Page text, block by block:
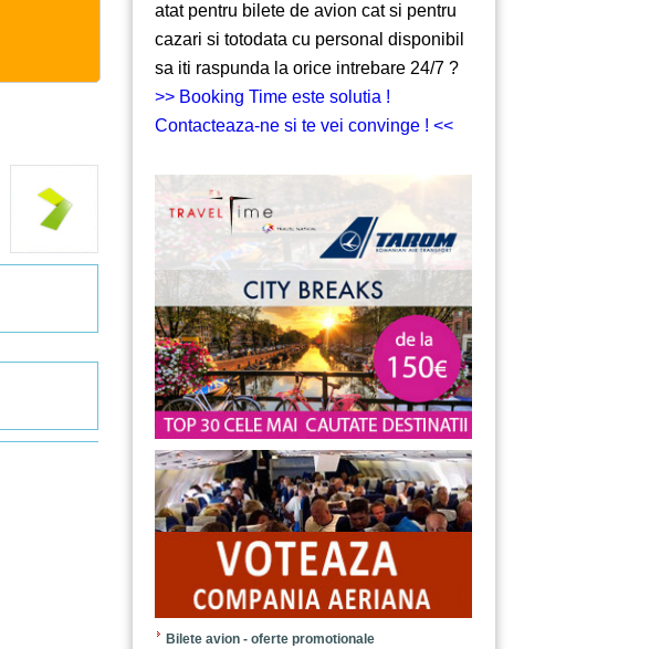
atat pentru bilete de avion cat si pentru
cazari si totodata cu personal disponibil
sa iti raspunda la orice intrebare 24/7 ?
>> Booking Time este solutia !
Contacteaza-ne si te vei convinge ! <<
Bilete avion - oferte promotionale